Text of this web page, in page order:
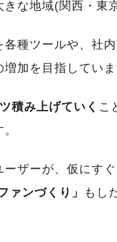
な地域(関西・東
種ツールや、社
加を目指していま
積み上げていく こ
ザーが、仮にす
ァンづくり」 もし